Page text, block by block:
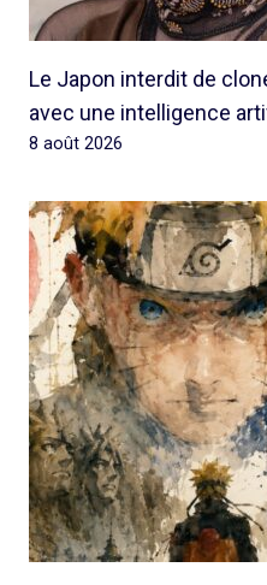
Le Japon interdit de
avec une intelligence
8 août 2026